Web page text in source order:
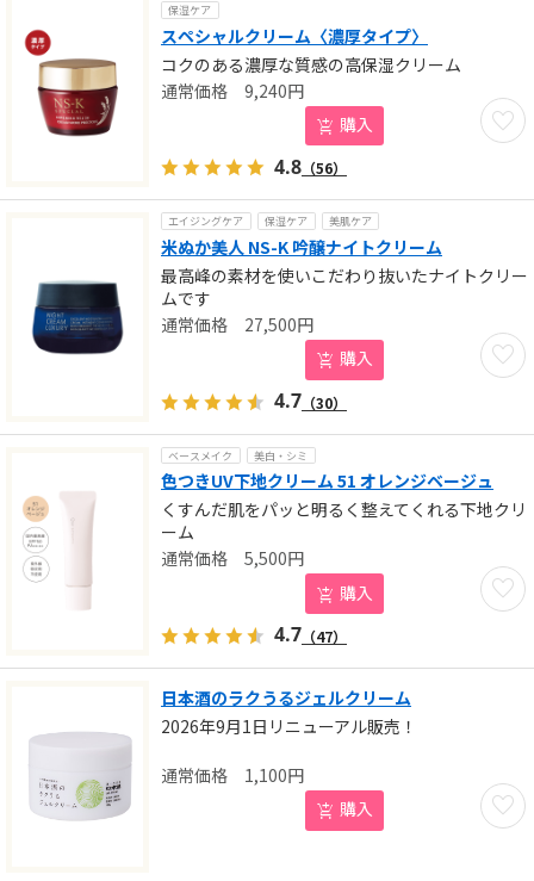
保湿ケア
スペシャルクリーム〈濃厚タイプ〉
コクのある濃厚な質感の高保湿クリーム
お気
9,240円
購入
4.8 （56）
エイジングケア 保湿ケア 美肌ケア
米ぬか美人 NS-K 吟醸ナイトクリーム
最高峰の素材を使いこだわり抜いたナイトクリー
ムです
お気
27,500円
購入
4.7 （30）
ベースメイク 美白・シミ
色つきUV下地クリーム 51 オレンジベージュ
くすんだ肌をパッと明るく整えてくれる下地クリ
ーム
お気
5,500円
購入
4.7 （47）
日本酒のラクうるジェルクリーム
2026年9月1日リニューアル販売！
お気
1,100円
購入